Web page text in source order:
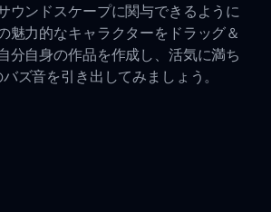
ウンドスケープに関与できるように
魅力的なキャラクターをドラッグ＆
分自身の作品を作成し、活気に満ち
ズ音を引き出してみましょう。